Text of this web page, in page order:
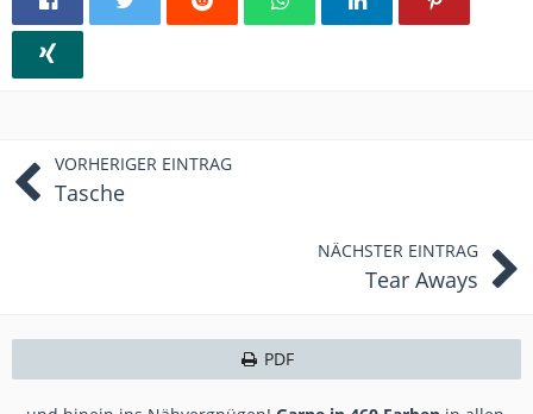
VORHERIGER EINTRAG
Tasche
NÄCHSTER EINTRAG
Tear Aways
PDF